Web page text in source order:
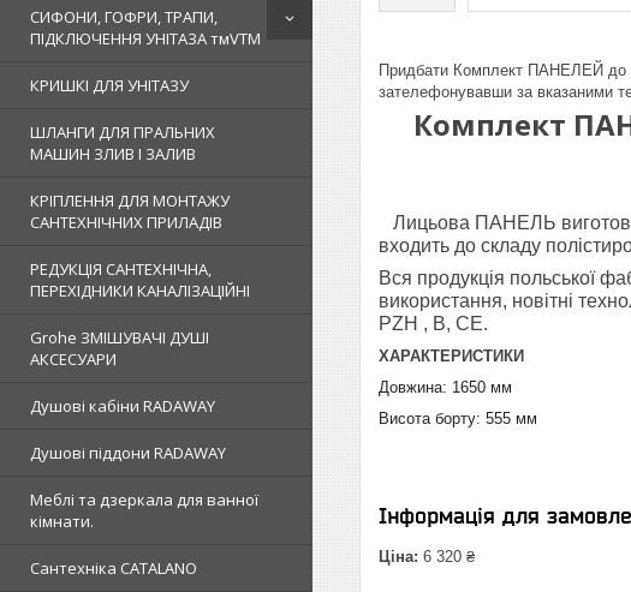
СИФОНИ, ГОФРИ, ТРАПИ,
ПІДКЛЮЧЕННЯ УНІТАЗА тмVTM
КРИШКІ ДЛЯ УНІТАЗУ
ШЛАНГИ ДЛЯ ПРАЛЬНИХ
МАШИН ЗЛИВ І ЗАЛИВ
КРІПЛЕННЯ ДЛЯ МОНТАЖУ
САНТЕХНІЧНИХ ПРИЛАДІВ
РЕДУКЦІЯ САНТЕХНІЧНА,
ПЕРЕХІДНИКИ КАНАЛІЗАЦІЙНІ
Grohe ЗМIШУВАЧI ДУШI
АКСЕСУАРИ
Душовi кабiни RADAWAY
Душовi пiддони RADAWAY
Меблi та дзеркала для ванної
кімнати.
Сантехнiка CATALANO
Придбати Комплект ПАНЕЛЕЙ до
зателефонувавши за вказаними
Комплект
Лицьова ПАНЕЛЬ
входить до складу
Вся продукція польської
використання, новітні
PZH , B, CE.
ХАРАКТЕРИСТИКИ
Довжина: 1650 мм
Висота борту: 555 мм
Інформація для
Ціна: 6 320 ₴